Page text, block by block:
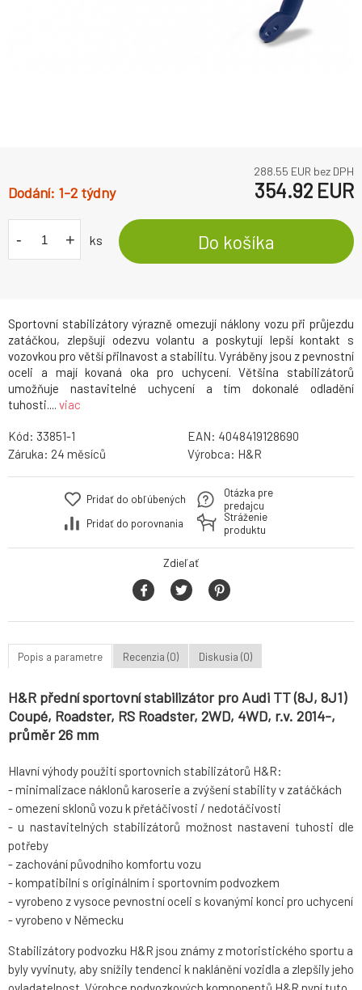
Sportovní stabilizátory výrazně omezují náklony vozu při průjezdu
zatáčkou, zlepšují odezvu volantu a poskytují lepší kontakt s
vozovkou pro větší přilnavost a stabilitu. Vyráběny jsou z pevnostní
oceli a mají kovaná oka pro uchycení. Většina stabilizátorů
umožňuje nastavitelné uchycení a tím dokonalé odladění
tuhosti.... viac
288.55 EUR bez DPH
1-2 týdny 354.92 EUR
- + ks Do košíka
Kód: 33851-1 EAN: 4048419128690
Záruka: 24 Výrobca: H&R
Pridať do obľúbených
Pridať do porovnania
Otázka pre
predajcu
Stráženie
produktu
Zdieľať
Popis a parametre Recenzia (0) Diskusia (0)
H&R přední sportovní stabilizátor pro Audi TT (8J, 8J1)
Coupé, Roadster, RS Roadster, 2WD, 4WD, r.v. 2014-,
průměr 26 mm
Hlavní výhody použití sportovních stabilizátorů H&R:
- minimalizace náklonů karoserie a zvýšení stability v zatáčkách
- omezení sklonů vozu k přetáčivosti / nedotáčivosti
- u nastavitelných stabilizátorů možnost nastavení tuhosti dle
potřeby
- zachování původního komfortu vozu
- kompatibilní s originálním i sportovním podvozkem
- vyrobeno z vysoce pevnostní oceli s kovanými konci pro uchycení
- vyrobeno v Německu
Stabilizátory podvozku H&R jsou známy z motoristického sportu a
byly vyvinuty, aby snížily tendenci k naklánění vozidla a zlepšily jeho